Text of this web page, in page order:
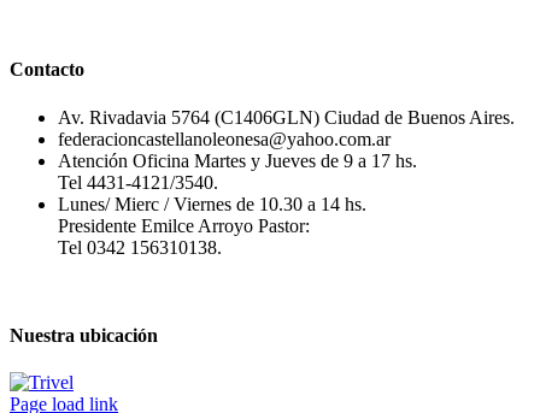
Contacto
Av. Rivadavia 5764 (C1406GLN) Ciudad de Buenos Aires.
federacioncastellanoleonesa@yahoo.com.ar
Atención Oficina Martes y Jueves de 9 a 17 hs.
Tel 4431-4121/3540.
Lunes/ Mierc / Viernes de 10.30 a 14 hs.
Presidente Emilce Arroyo Pastor:
Tel 0342 156310138.
Nuestra ubicación
Page load link